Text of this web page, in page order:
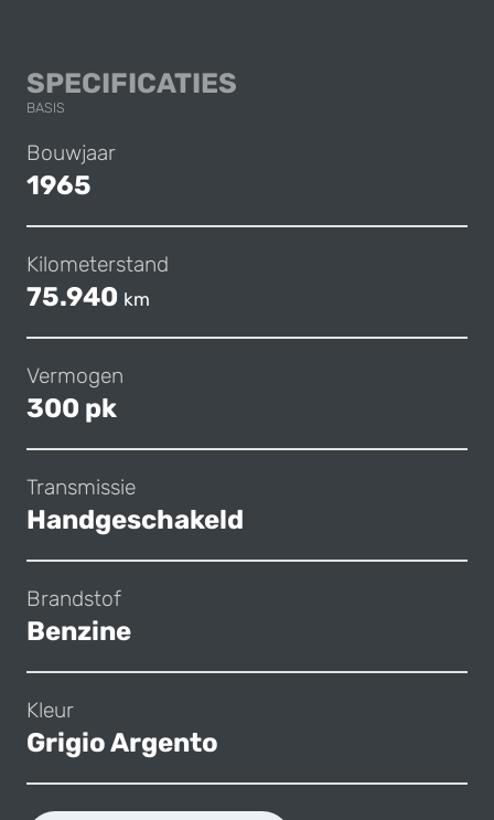
SPECIFICATIES
BASIS
Bouwjaar
1965
Kilometerstand
75.940 km
Vermogen
300 pk
Transmissie
Handgeschakeld
Brandstof
Benzine
Kleur
Grigio Argento